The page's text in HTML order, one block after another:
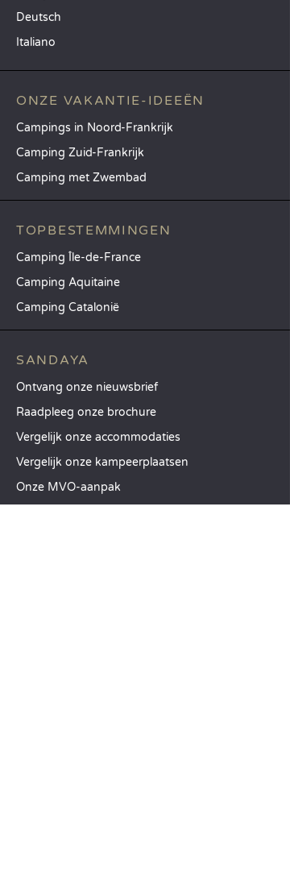
Deutsch
Italiano
ONZE VAKANTIE-IDEEËN
Campings in Noord-Frankrijk
Camping Zuid-Frankrijk
Camping met Zwembad
TOPBESTEMMINGEN
Camping Île-de-France
Camping Aquitaine
Camping Catalonië
SANDAYA
Ontvang onze nieuwsbrief
Raadpleeg onze brochure
Vergelijk onze accommodaties
Vergelijk onze kampeerplaatsen
Onze MVO-aanpak